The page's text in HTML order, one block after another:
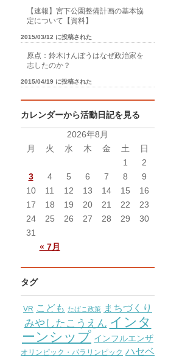
【速報】宮下公園整備計画の基本協
定について【資料】
2015/03/12 に投稿された
原点：鈴木けんぽうはなぜ政治家を
志したのか？
2015/04/19 に投稿された
カレンダーから活動日記を見る
2026年8月
月
火 水 木 金 土 日
« 7月
1
2
3
4 5 6 7 8
9
10
11 12 13 14 15
16
17
18 19 20 21 22
23
24
25 26 27 28 29
30
31
タグ
VR こども たばこ政策 まちづくり
みやしたこうえん インタ
ーンシップ インフルエンザ
オリンピック・パラリンピック ハセベ